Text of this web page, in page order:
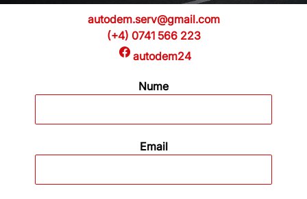
autodem.serv@gmail.com
(+4) 0741 566 223
autodem24
Nume
Email